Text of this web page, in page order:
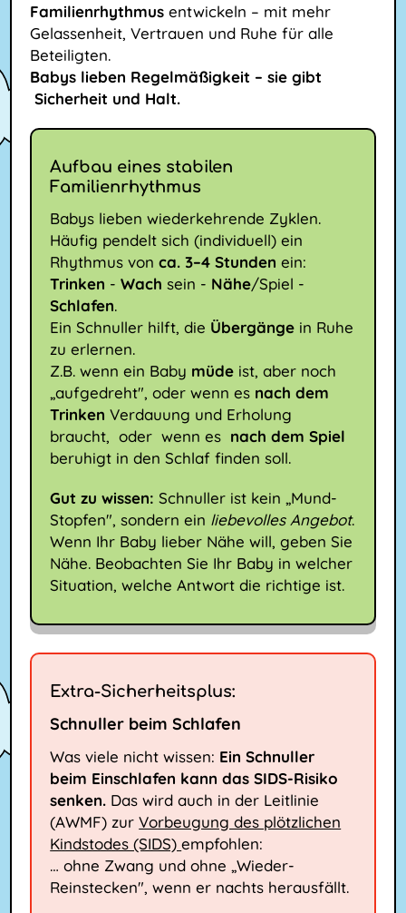
Familienrhythmusentwickeln – mit mehr
Gelassenheit, Vertrauen und Ruhe für alle
Beteiligten.
Babys lieben Regelmäßigkeit – sie gibt
Sicherheit und Halt.
Aufbau eines stabilen
Familienrhythmus
Babys lieben wiederkehrende Zyklen.
Häufig pendelt sich (individuell) ein
Rhythmus vonca. 3–4 Stunden ein:
Trinken -Wachsein - Nähe/Spiel -
Schlafen.
Ein Schnuller hilft, die Übergänge in Ruhe
zu erlernen.
Z.B. wenn ein Baby müde ist, aber noch
„aufgedreht", oder wenn es nach dem
TrinkenVerdauung und Erholung
braucht, oder wenn es nach dem Spiel
beruhigt in den Schlaf finden soll.
Gut zu wissen: Schnuller ist kein „Mund-
Stopfen", sondern ein liebevolles Angebot.
Wenn Ihr Baby lieber Nähe will, geben Sie
Nähe. Beobachten Sie Ihr Baby in welcher
Situation, welche Antwort die richtige ist.
Extra-Sicherheitsplus:
Schnuller beim Schlafen
Was viele nicht wissen: Ein Schnuller
beim Einschlafen kann das SIDS-Risiko
senken. Das wird auch in der Leitlinie
(AWMF) zurVorbeugung des plötzlichen
Kindstodes (SIDS)empfohlen:
… ohne Zwang und ohne „Wieder-
Reinstecken", wenn er nachts herausfällt.